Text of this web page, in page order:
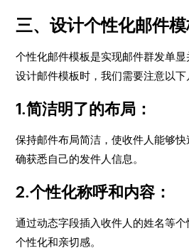
三、设计个性化邮件模
个性化邮件模板是实现邮件群发单
设计邮件模板时，我们需要注意以下
1.简洁明了的布局：
保持邮件布局简洁，使收件人能够
确获悉自己的发件人信息。
2.个性化称呼和内容：
通过动态字段插入收件人的姓名等
个性化和亲切感。